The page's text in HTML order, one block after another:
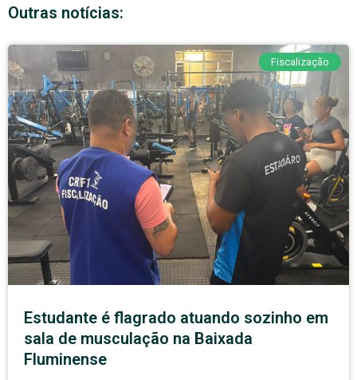
Outras notícias:
Fiscalização
Estudante é flagrado atuando sozinho em
sala de musculação na Baixada
Fluminense